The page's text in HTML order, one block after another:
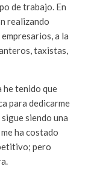
de trabajo. En
realizando
a la
taxistas,
he tenido que
para dedicarme
siendo una
ha costado
pero